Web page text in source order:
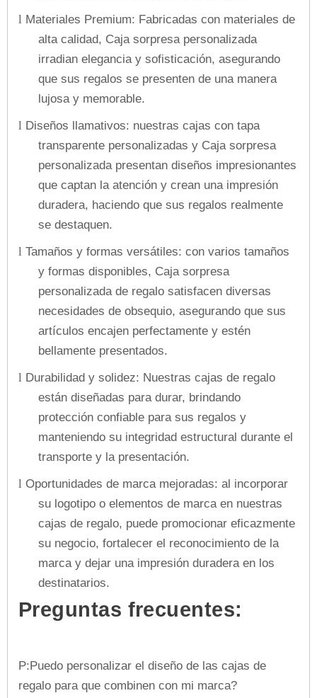
l Materiales Premium: Fabricadas con materiales de
alta calidad, Caja sorpresa personalizada
irradian elegancia y sofisticación, asegurando
que sus regalos se presenten de una manera
lujosa y memorable.
l Diseños llamativos: nuestras cajas con tapa
transparente personalizadas y Caja sorpresa
personalizada presentan diseños impresionantes
que captan la atención y crean una impresión
duradera, haciendo que sus regalos realmente
se destaquen.
l Tamaños y formas versátiles: con varios tamaños
y formas disponibles, Caja sorpresa
personalizada de regalo satisfacen diversas
necesidades de obsequio, asegurando que sus
artículos encajen perfectamente y estén
bellamente presentados.
l Durabilidad y solidez: Nuestras cajas de regalo
están diseñadas para durar, brindando
protección confiable para sus regalos y
manteniendo su integridad estructural durante el
transporte y la presentación.
l Oportunidades de marca mejoradas: al incorporar
su logotipo o elementos de marca en nuestras
cajas de regalo, puede promocionar eficazmente
su negocio, fortalecer el reconocimiento de la
marca y dejar una impresión duradera en los
destinatarios.
Preguntas frecuentes:
P:Puedo personalizar el diseño de las cajas de
regalo para que combinen con mi marca?